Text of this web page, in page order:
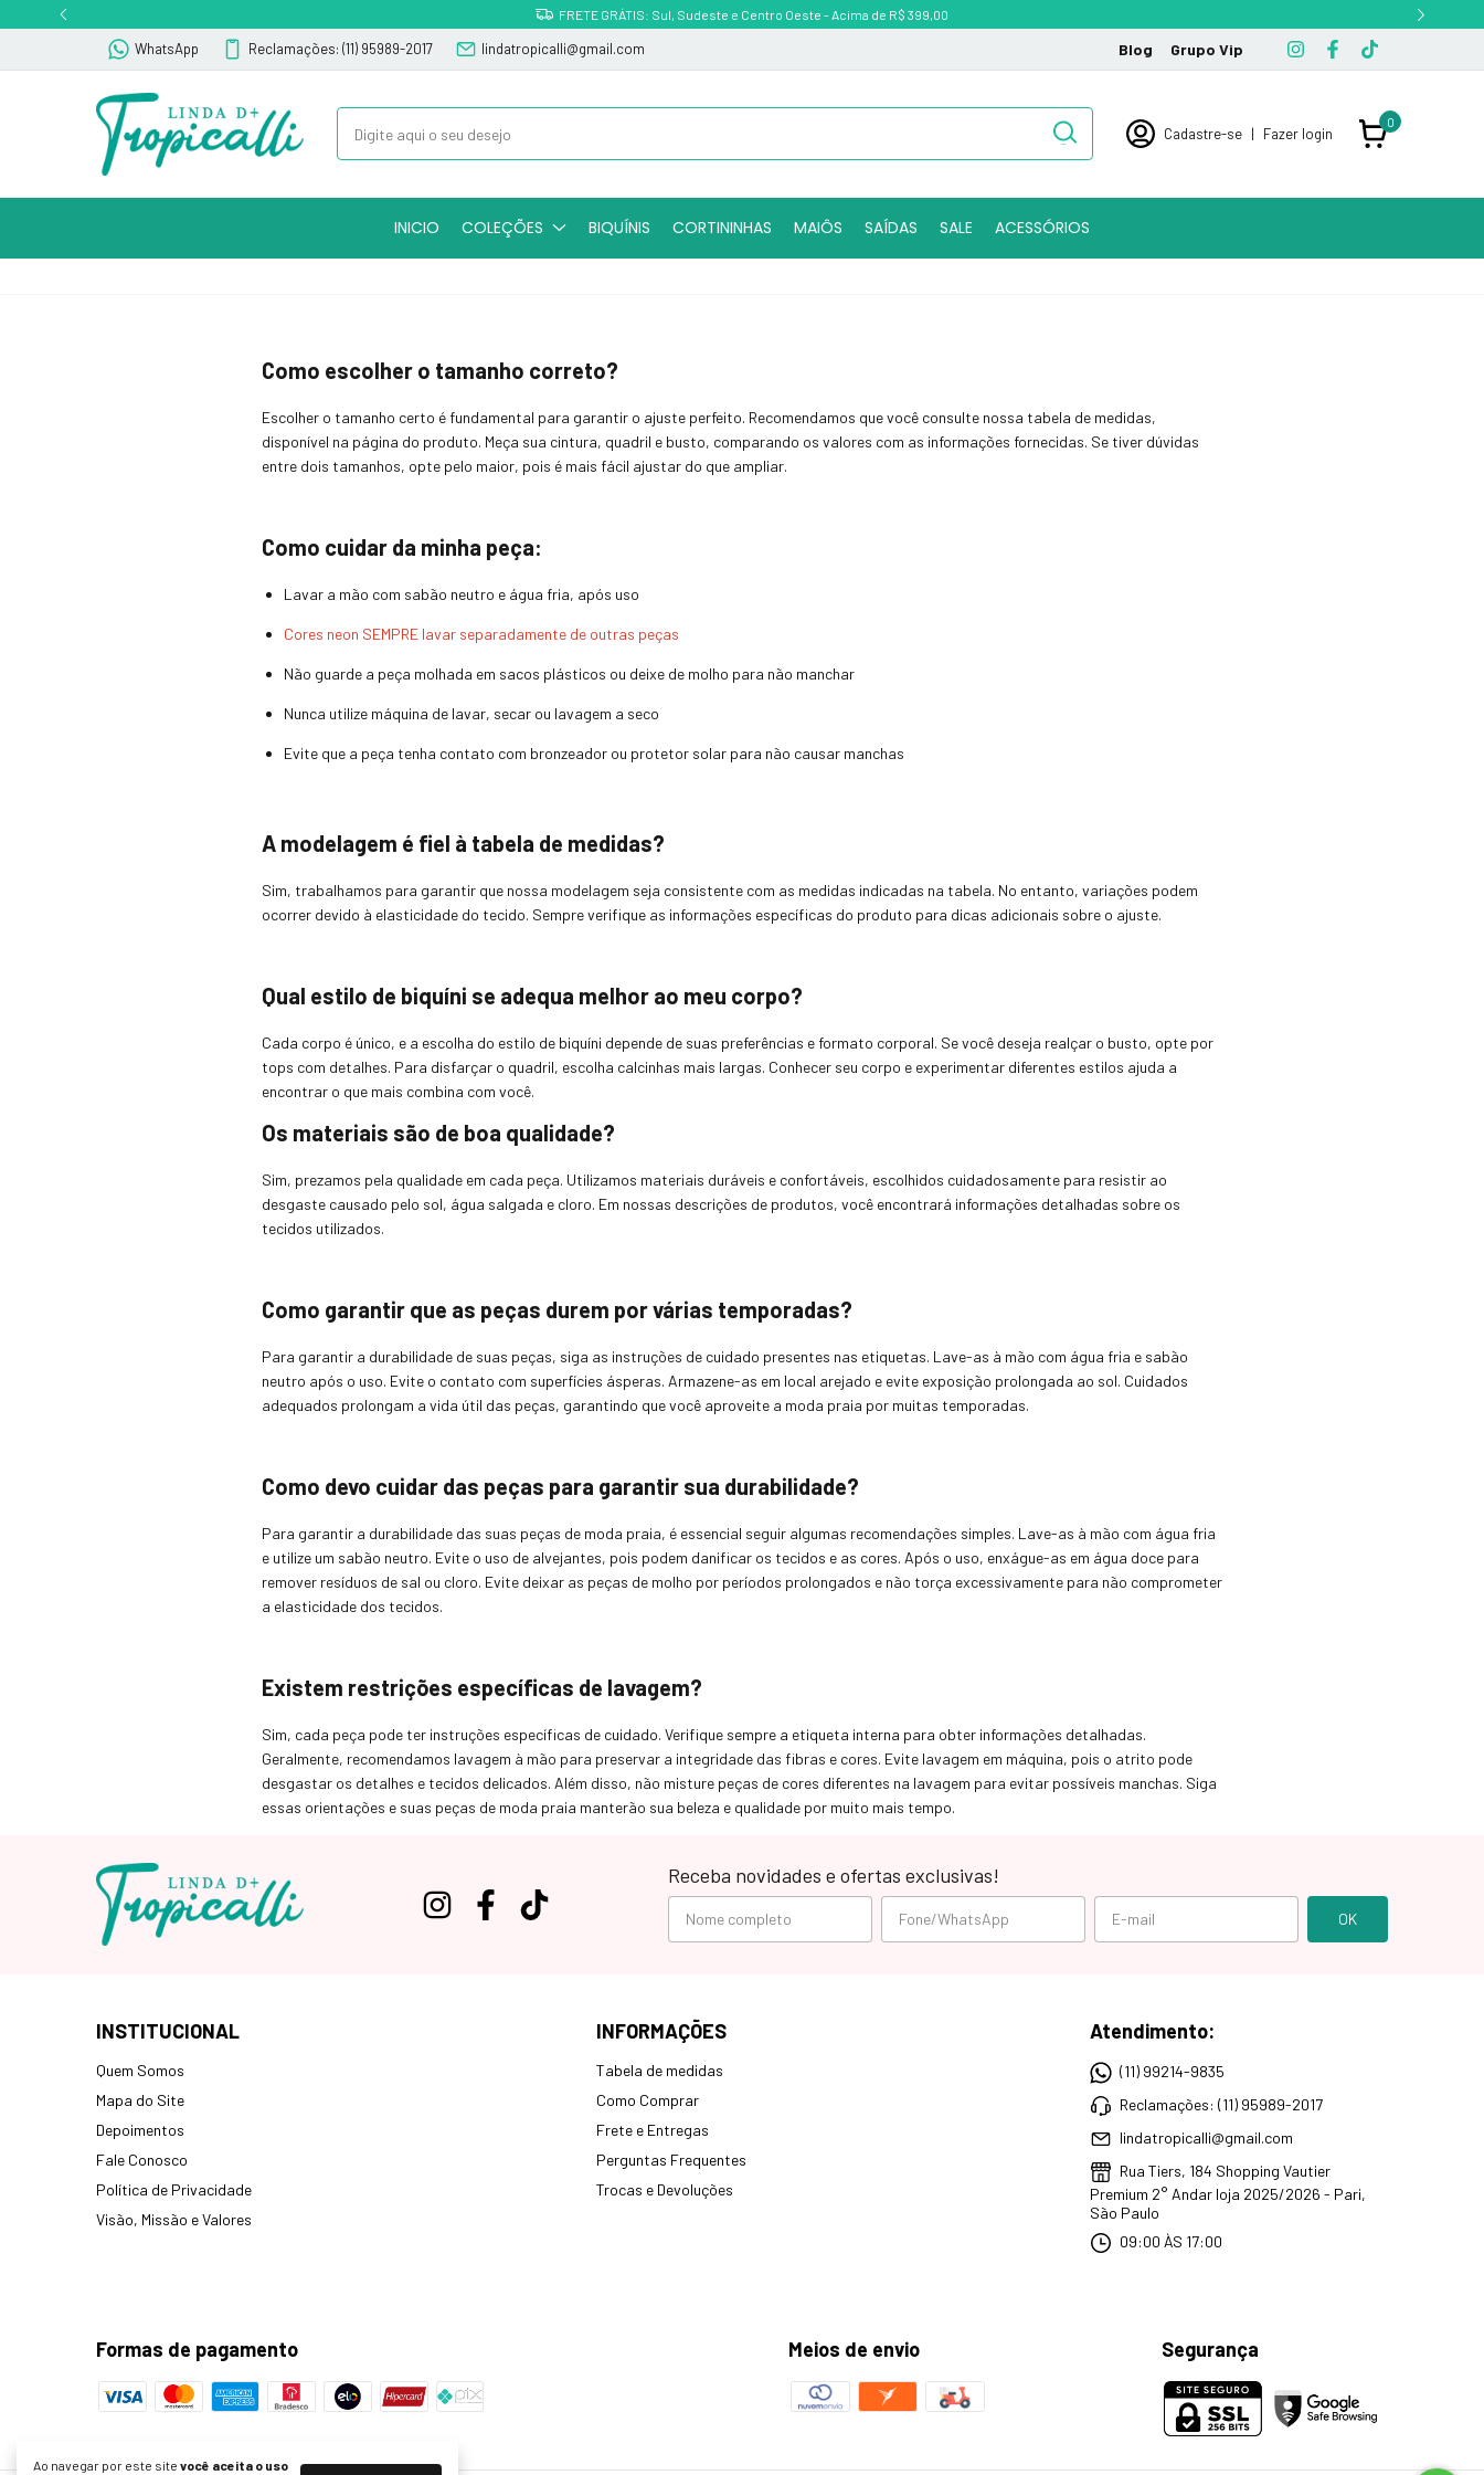
FRETE GRÁTIS: Sul, Sudeste e Centro Oeste - Acima de R$ 399,00
WhatsApp Reclamações: (11) 95989-2017 lindatropicalli@gmail.com Blog Grupo Vip
Cadastre-se | Fazer login
0
INICIO COLEÇÕES BIQUÍNIS CORTININHAS MAIÔS SAÍDAS SALE ACESSÓRIOS
Ao navegar por este site você aceita o uso
Como escolher o tamanho correto?
Escolher o tamanho certo é fundamental para garantir o ajuste perfeito. Recomendamos que você consulte nossa tabela de medidas,
disponível na página do produto. Meça sua cintura, quadril e busto, comparando os valores com as informações fornecidas. Se tiver dúvidas
entre dois tamanhos, opte pelo maior, pois é mais fácil ajustar do que ampliar.
Como cuidar da minha peça:
Lavar a mão com sabão neutro e água fria, após uso
Cores neon SEMPRE lavar separadamente de outras peças
Não guarde a peça molhada em sacos plásticos ou deixe de molho para não manchar
Nunca utilize máquina de lavar, secar ou lavagem a seco
Evite que a peça tenha contato com bronzeador ou protetor solar para não causar manchas
A modelagem é fiel à tabela de medidas?
Sim, trabalhamos para garantir que nossa modelagem seja consistente com as medidas indicadas na tabela. No entanto, variações podem
ocorrer devido à elasticidade do tecido. Sempre verifique as informações específicas do produto para dicas adicionais sobre o ajuste.
Qual estilo de biquíni se adequa melhor ao meu corpo?
Cada corpo é único, e a escolha do estilo de biquíni depende de suas preferências e formato corporal. Se você deseja realçar o busto, opte por
tops com detalhes. Para disfarçar o quadril, escolha calcinhas mais largas. Conhecer seu corpo e experimentar diferentes estilos ajuda a
encontrar o que mais combina com você.
Os materiais são de boa qualidade?
Sim, prezamos pela qualidade em cada peça. Utilizamos materiais duráveis e confortáveis, escolhidos cuidadosamente para resistir ao
desgaste causado pelo sol, água salgada e cloro. Em nossas descrições de produtos, você encontrará informações detalhadas sobre os
tecidos utilizados.
Como garantir que as peças durem por várias temporadas?
Para garantir a durabilidade de suas peças, siga as instruções de cuidado presentes nas etiquetas. Lave-as à mão com água fria e sabão
neutro após o uso. Evite o contato com superfícies ásperas. Armazene-as em local arejado e evite exposição prolongada ao sol. Cuidados
adequados prolongam a vida útil das peças, garantindo que você aproveite a moda praia por muitas temporadas.
Como devo cuidar das peças para garantir sua durabilidade?
Para garantir a durabilidade das suas peças de moda praia, é essencial seguir algumas recomendações simples. Lave-as à mão com água fria
e utilize um sabão neutro. Evite o uso de alvejantes, pois podem danificar os tecidos e as cores. Após o uso, enxágue-as em água doce para
remover resíduos de sal ou cloro. Evite deixar as peças de molho por períodos prolongados e não torça excessivamente para não comprometer
a elasticidade dos tecidos.
Existem restrições específicas de lavagem?
Sim, cada peça pode ter instruções específicas de cuidado. Verifique sempre a etiqueta interna para obter informações detalhadas.
Geralmente, recomendamos lavagem à mão para preservar a integridade das fibras e cores. Evite lavagem em máquina, pois o atrito pode
desgastar os detalhes e tecidos delicados. Além disso, não misture peças de cores diferentes na lavagem para evitar possíveis manchas. Siga
essas orientações e suas peças de moda praia manterão sua beleza e qualidade por muito mais tempo.
Receba novidades e ofertas exclusivas!
INSTITUCIONAL
Quem Somos
Mapa do Site
Depoimentos
Fale Conosco
Política de Privacidade
Visão, Missão e Valores
INFORMAÇÕES
Tabela de medidas
Como Comprar
Frete e Entregas
Perguntas Frequentes
Trocas e Devoluções
Atendimento:
(11) 99214-9835
Reclamações: (11) 95989-2017
lindatropicalli@gmail.com
Rua Tiers, 184 Shopping Vautier
Premium 2° Andar loja 2025/2026 - Pari,
São Paulo
09:00 ÀS 17:00
Formas de pagamento Meios de envio Segurança